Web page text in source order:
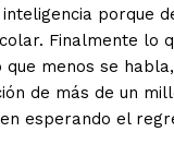
porque
Finalmente lo
que menos se
de más de un
esperando el